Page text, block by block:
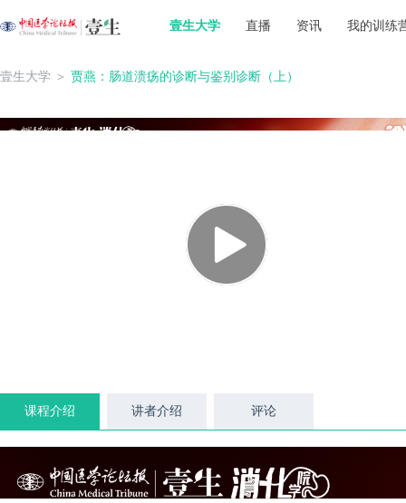
壹生大学 直播 资讯 我的训练
壹生大学 ＞ 贾燕：肠道溃疡的诊断与鉴别诊断（上）
课程介绍 讲者介绍 评论